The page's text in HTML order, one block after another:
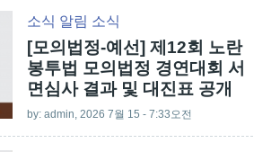
소식 알림 소식
[모의법정-예선] 제12회 노란
봉투법 모의법정 경연대회 서
면심사 결과 및 대진표 공개
by: admin, 2026 7월 15 - 7:33오전